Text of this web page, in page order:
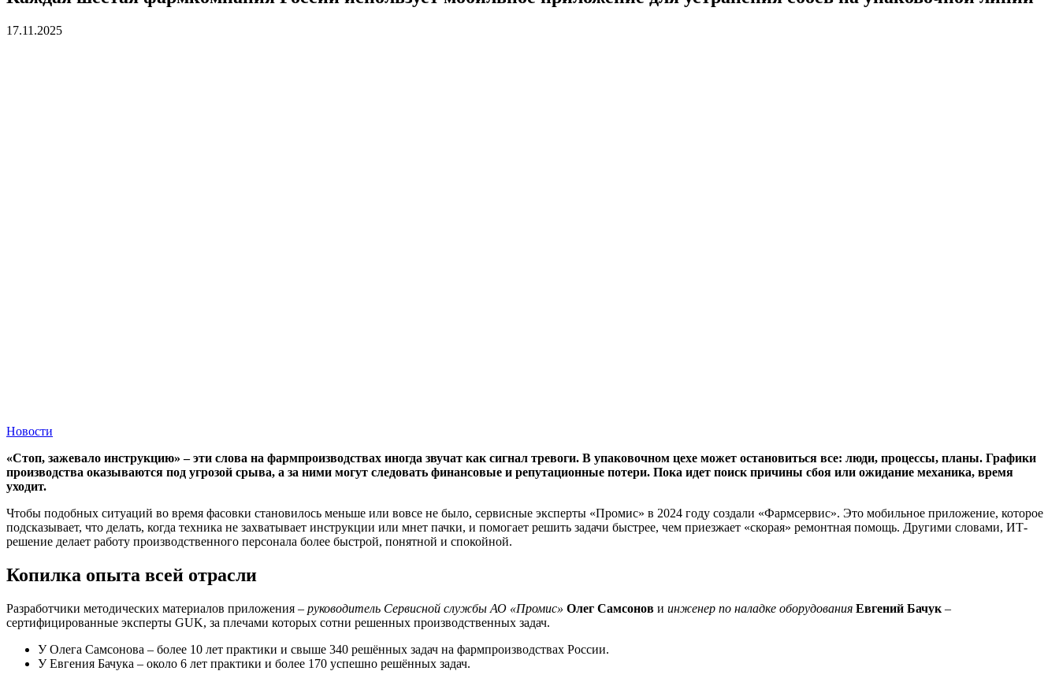
17.11.2025
Новости
«Стоп, зажевало инструкцию» – эти слова на фармпроизводствах иногда звучат как сигнал тревоги. В упаковочном цехе может остановиться все: люди, процессы, планы. Графики
производства оказываются под угрозой срыва, а за ними могут следовать финансовые и репутационные потери. Пока идет поиск причины сбоя или ожидание механика, время
уходит.
Чтобы подобных ситуаций во время фасовки становилось меньше или вовсе не было, сервисные эксперты «Промис» в 2024 году создали «Фармсервис». Это мобильное приложение, которое
подсказывает, что делать, когда техника не захватывает инструкции или мнет пачки, и помогает решить задачи быстрее, чем приезжает «скорая» ремонтная помощь. Другими словами, ИТ-
решение делает работу производственного персонала более быстрой, понятной и спокойной.
Копилка опыта всей отрасли
Разработчики методических материалов приложения – руководитель Сервисной службы АО «Промис» Олег Самсонов и инженер по наладке оборудования Евгений Бачук –
сертифицированные эксперты GUK, за плечами которых сотни решенных производственных задач.
У Олега Самсонова – более 10 лет практики и свыше 340 решённых задач на фармпроизводствах России.
У Евгения Бачука – около 6 лет практики и более 170 успешно решённых задач.